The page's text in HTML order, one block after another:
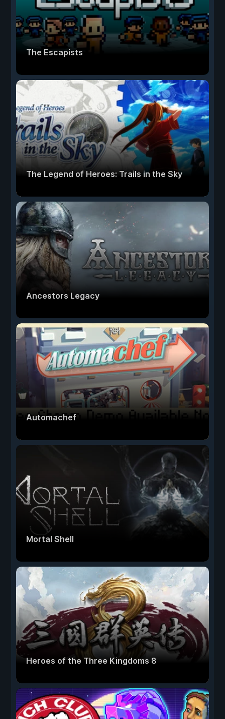
The Escapists
The Legend of Heroes: Trails in the Sky
Ancestors Legacy
Automachef
Mortal Shell
Heroes of the Three Kingdoms 8